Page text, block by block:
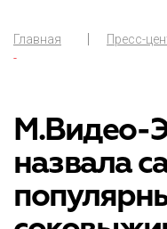
Главная Пресс-
-
М.Видео-
назвала